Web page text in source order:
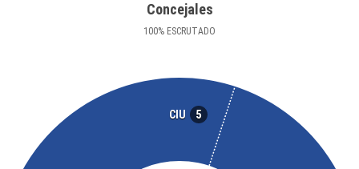
Concejales
100% ESCRUTADO
CIU 5